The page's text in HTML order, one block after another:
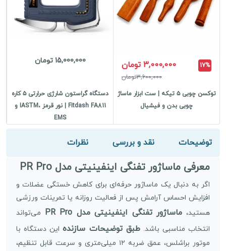
17% 3,000,000 تومان
3,600,000تومان
توکسن چوبی ۵ تیکه | ست ابزار ماساژ
چوبی بدن و فیشیال
15,000,000 تومان
دستگاه گراستون شارژی حرارتی ۵ کاره
Fitdash FA811 | نور قرمز ،IASTM و
EMS
توضیحات نقد و بررسی نظرات
معرفی ماساژور تفنگی اینفینیتی مدل PR Pro
اگر به دنبال یک ماساژور حرفه‌ای برای کاهش خستگی عضلات و
افزایش احساس آرامش پس از فعالیت روزانه یا تمرینات ورزشی
هستید، ماساژور تفنگی اینفینیتی مدل PR Pro
می‌تواند
انتخاب مناسبی باشد.طبق توضیحات سازندهاین دستگاه با
موتور براشلس، عمق ضربه ۱۲ میلی‌متری و سرعت قابل تنظیم،